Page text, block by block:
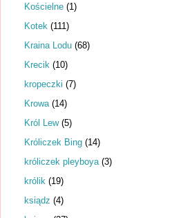
Kościelne (1)
Kotek (111)
Kraina Lodu (68)
Krecik (10)
kropeczki (7)
Krowa (14)
Król Lew (5)
Króliczek Bing (14)
króliczek pleyboya (3)
królik (19)
ksiądz (4)